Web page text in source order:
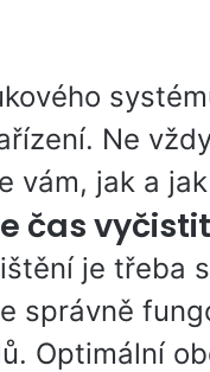
Ne
vám, jak a
čas
je třeba
správně
Optimální